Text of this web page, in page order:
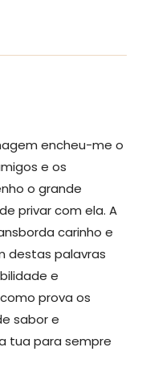
encheu-me o
e os
o grande
privar com ela. A
carinho e
destas palavras
e
prova os
sabor e
tua para sempre